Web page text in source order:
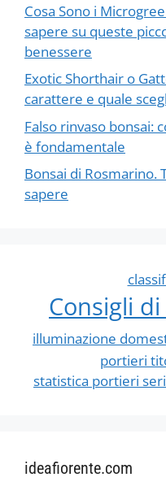
Cosa Sono i
sapere su queste
benessere
Exotic Shorthair o
carattere e quale
Falso rinvaso bonsai:
è fondamentale
Bonsai di Rosmarino.
sapere
Consigli
illuminazione
portieri
statistica portieri
ideafiorente.com